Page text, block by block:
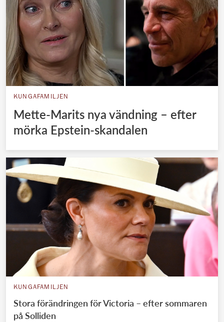
KUNGAFAMILJEN
Mette-Marits nya vändning – efter
mörka Epstein-skandalen
KUNGAFAMILJEN
Stora förändringen för Victoria – efter sommaren
på Solliden